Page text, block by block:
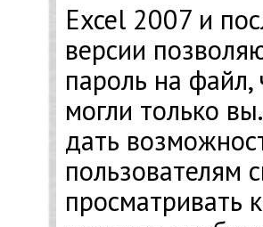
Excel 2007 и
версии
пароль на файл,
могли только
дать
пользователям
просматривать